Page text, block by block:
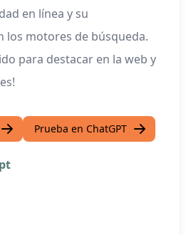
en línea y su
los motores de búsqueda.
para destacar en la web y
Prueba en ChatGPT